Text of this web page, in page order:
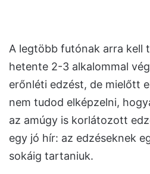
A legtöbb futónak arra kell
hetente 2-3 alkalommal
erőnléti edzést, de mielőtt
nem tudod elképzelni,
az amúgy is korlátozott
egy jó hír: az edzéseknek
sokáig tartaniuk.